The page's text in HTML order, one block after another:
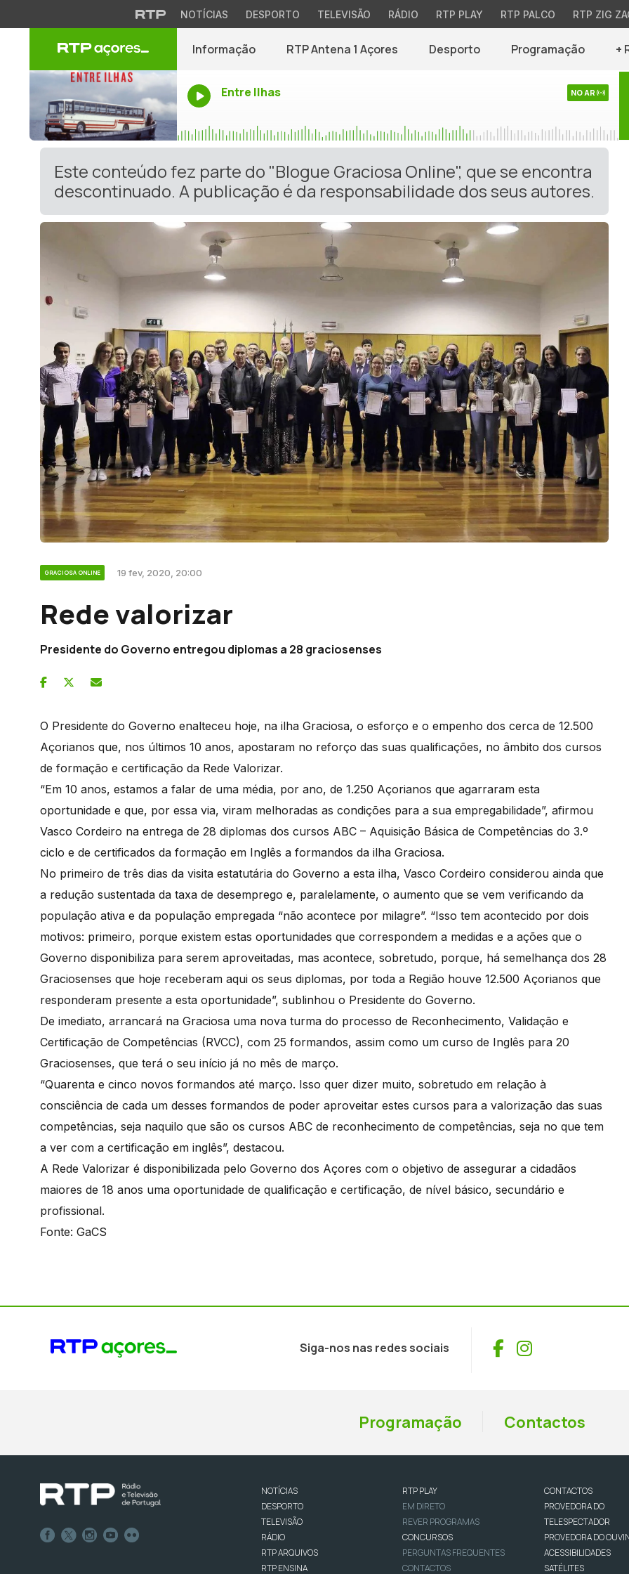
NOTÍCIAS DESPORTO TELEVISÃO RÁDIO RTP PLAY RTP PALCO RTP ZIG
Informação RTP Antena 1 Açores Desporto Programação +
Entre Ilhas NO AR
Este conteúdo fez parte do "Blogue Graciosa Online", que se encontra
descontinuado. A publicação é da responsabilidade dos seus autores.
GRACIOSA ONLINE 19 fev, 2020, 20:00
Rede valorizar
Presidente do Governo entregou diplomas a 28 graciosenses
O Presidente do Governo enalteceu hoje, na ilha Graciosa, o esforço e o empenho dos cerca de 12.500
Açorianos que, nos últimos 10 anos, apostaram no reforço das suas qualificações, no âmbito dos cursos
de formação e certificação da Rede Valorizar.
“Em 10 anos, estamos a falar de uma média, por ano, de 1.250 Açorianos que agarraram esta
oportunidade e que, por essa via, viram melhoradas as condições para a sua empregabilidade”, afirmou
Vasco Cordeiro na entrega de 28 diplomas dos cursos ABC – Aquisição Básica de Competências do 3.º
ciclo e de certificados da formação em Inglês a formandos da ilha Graciosa.
No primeiro de três dias da visita estatutária do Governo a esta ilha, Vasco Cordeiro considerou ainda que
a redução sustentada da taxa de desemprego e, paralelamente, o aumento que se vem verificando da
população ativa e da população empregada “não acontece por milagre”. “Isso tem acontecido por dois
motivos: primeiro, porque existem estas oportunidades que correspondem a medidas e a ações que o
Governo disponibiliza para serem aproveitadas, mas acontece, sobretudo, porque, há semelhança dos 28
Graciosenses que hoje receberam aqui os seus diplomas, por toda a Região houve 12.500 Açorianos que
responderam presente a esta oportunidade”, sublinhou o Presidente do Governo.
De imediato, arrancará na Graciosa uma nova turma do processo de Reconhecimento, Validação e
Certificação de Competências (RVCC), com 25 formandos, assim como um curso de Inglês para 20
Graciosenses, que terá o seu início já no mês de março.
“Quarenta e cinco novos formandos até março. Isso quer dizer muito, sobretudo em relação à
consciência de cada um desses formandos de poder aproveitar estes cursos para a valorização das suas
competências, seja naquilo que são os cursos ABC de reconhecimento de competências, seja no que tem
a ver com a certificação em inglês”, destacou.
A Rede Valorizar é disponibilizada pelo Governo dos Açores com o objetivo de assegurar a cidadãos
maiores de 18 anos uma oportunidade de qualificação e certificação, de nível básico, secundário e
profissional.
Fonte: GaCS
Siga-nos nas redes sociais Facebook
Instagram
Programação Contactos
NOTÍCIAS
DESPORTO
TELEVISÃO
RÁDIO
RTP ARQUIVOS
RTP ENSINA
RTP PLAY
EM DIRETO
REVER PROGRAMAS
CONCURSOS
PERGUNTAS FREQUENTES
CONTACTOS
CONTACTOS
PROVEDORA DO
TELESPECTADOR
PROVEDORA DO
ACESSIBILIDADES
SATÉLITES